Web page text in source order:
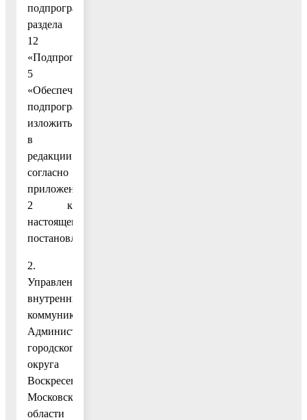
подпрограмма»
раздела
12
«Подпрограмма
5
«Обеспечивающая
подпрограмма»
изложить
в
редакции
согласно
приложению
2 к
настоящему
постановлению.
2.
Управлению
внутренних
коммуникаций
Администрации
городского
округа
Воскресенск
Московской
области